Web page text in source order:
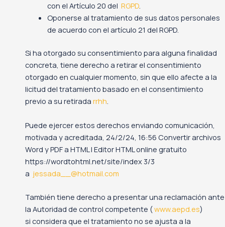
con el Artículo 20 del RGPD.
Oponerse al tratamiento de sus datos personales
de acuerdo con el artículo 21 del RGPD.
Si ha otorgado su consentimiento para alguna finalidad
concreta, tiene derecho a retirar el consentimiento
otorgado en cualquier momento, sin que ello afecte a la
licitud del tratamiento basado en el consentimiento
previo a su retirada rrhh.
Puede ejercer estos derechos enviando comunicación,
motivada y acreditada, 24/2/24, 16:56 Convertir archivos
Word y PDF a HTML | Editor HTML online gratuito
https://wordtohtml.net/site/index 3/3
a jessada__@hotmail.com
También tiene derecho a presentar una reclamación ante
la Autoridad de control competente (www.aepd.es)
si considera que el tratamiento no se ajusta a la